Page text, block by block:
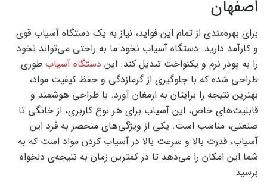
اصفهان
برای بهره‌مندی از تمام این فواید، نیاز به یک دستگاه آسیاب قوی
و کارآمد دارید. دستگاه آسیاب نخود ما به راحتی می‌تواند نخود
را به پودر نرم و یکنواخت تبدیل کند. این دستگاه آسیاب طوری
طراحی شده که با جلوگیری از گرمازدگی و حفظ کیفیت مواد،
بهترین نتیجه را برایتان به ارمغان آورد. با طراحی هوشمند و
قابلیت‌های خاص، این آسیاب برای هر نوع کاربری، از خانگی تا
صنعتی، مناسب است. یکی از ویژگی‌های منحصر به فرد این
آسیاب، قدرت بالا و سرعت بالا در آسیاب کردن مواد است که به
شما این امکان را می‌دهد تا در کمترین زمان به نتیجه‌ی دلخواه
برسید.